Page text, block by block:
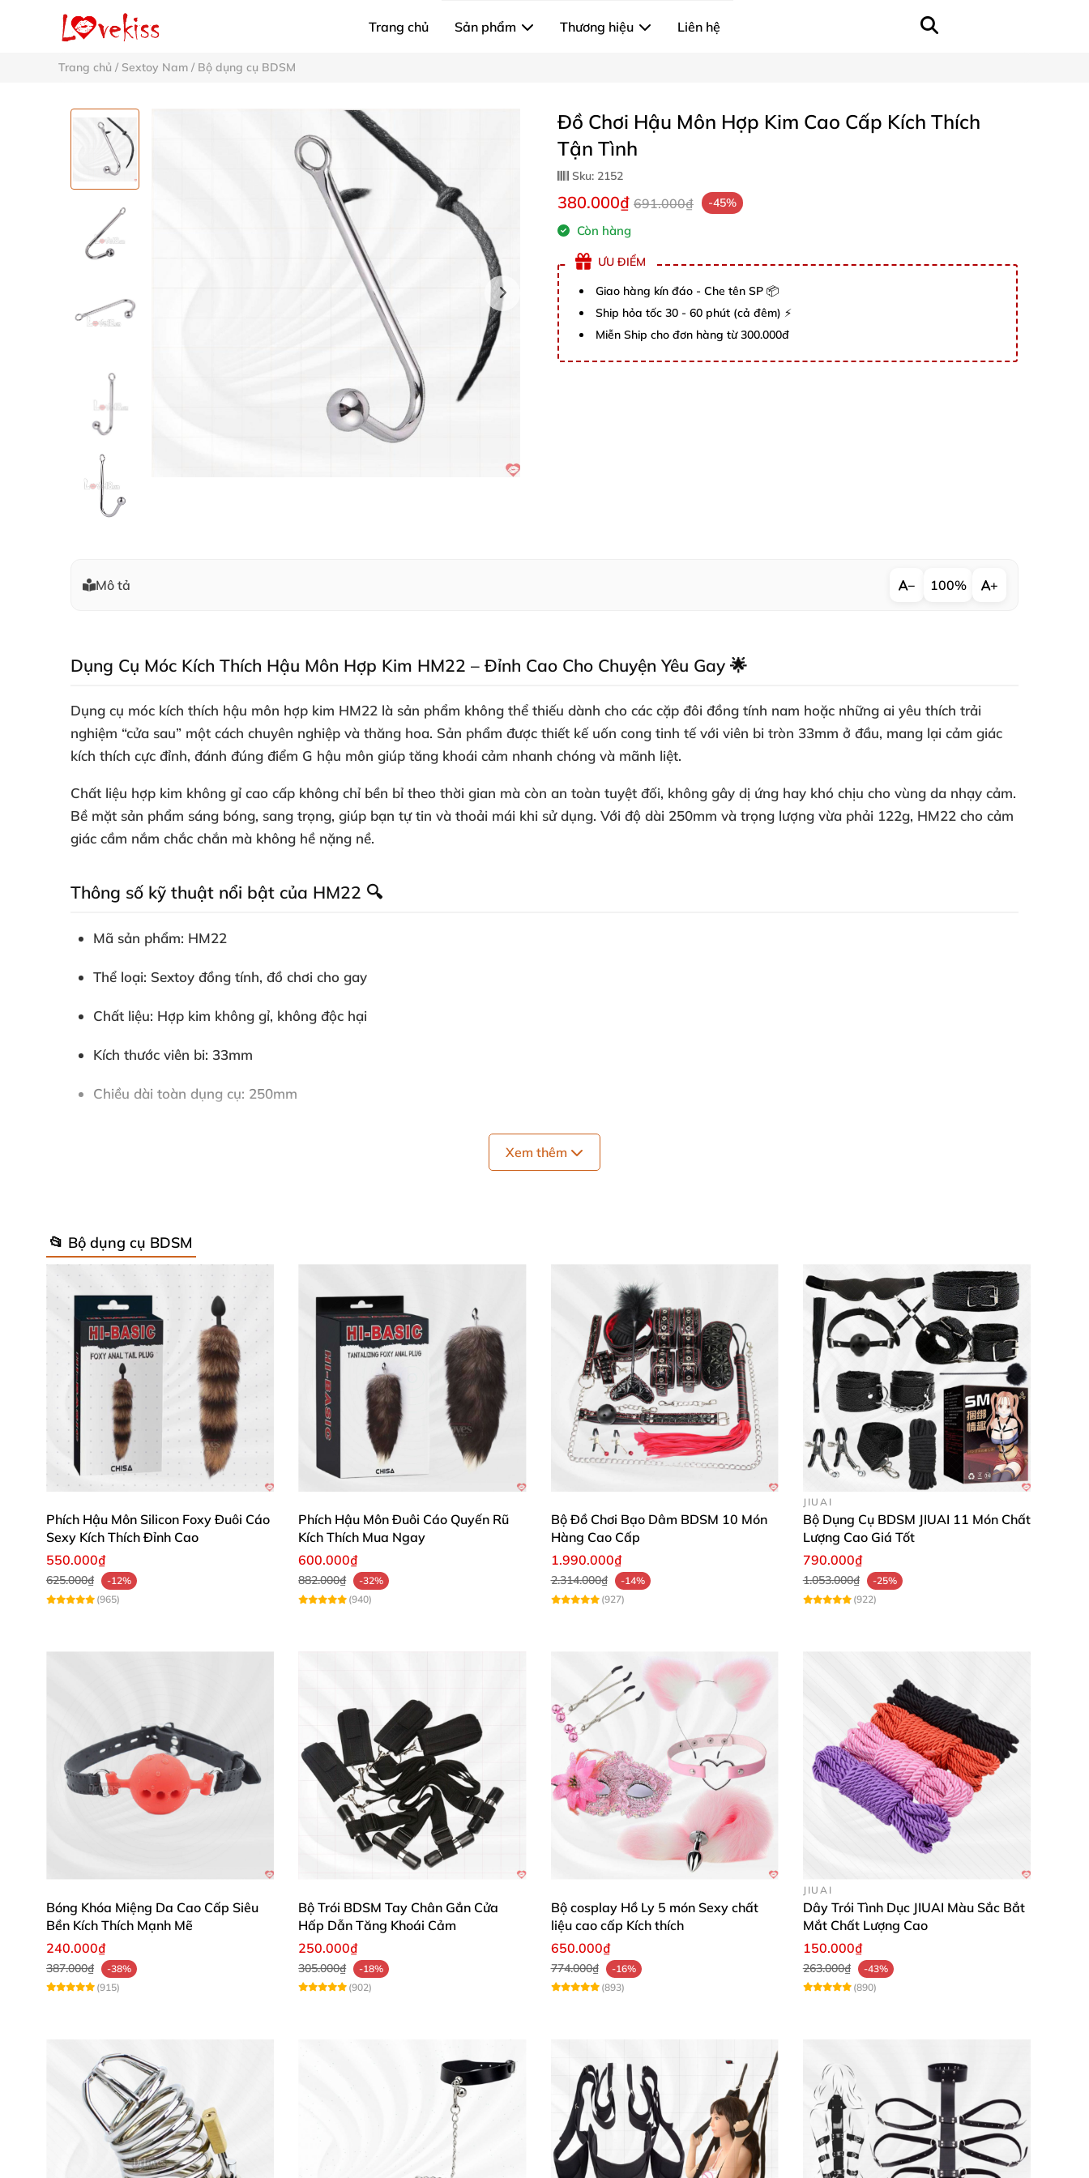
Trang chủ Sản phẩm Thương hiệu Liên hệ
Trang chủ / Sextoy Nam / Bộ dụng cụ BDSM
Đồ Chơi Hậu Môn Hợp Kim Cao Cấp Kích Thích
Tận Tình
Sku: 2152
380.000₫ 691.000₫ -45%
Còn hàng
ƯU ĐIỂM
Giao hàng kín đáo - Che tên SP 📦
Ship hỏa tốc 30 - 60 phút (cả đêm) ⚡
Miễn Ship cho đơn hàng từ 300.000đ
Mô tả − 100% +
Dụng Cụ Móc Kích Thích Hậu Môn Hợp Kim HM22 – Đỉnh Cao Cho Chuyện Yêu Gay 🌟
Dụng cụ móc kích thích hậu môn hợp kim HM22 là sản phẩm không thể thiếu dành cho các cặp đôi đồng tính nam hoặc những ai yêu thích trải
nghiệm “cửa sau” một cách chuyên nghiệp và thăng hoa. Sản phẩm được thiết kế uốn cong tinh tế với viên bi tròn 33mm ở đầu, mang lại cảm giác
kích thích cực đỉnh, đánh đúng điểm G hậu môn giúp tăng khoái cảm nhanh chóng và mãnh liệt.
Chất liệu hợp kim không gỉ cao cấp không chỉ bền bỉ theo thời gian mà còn an toàn tuyệt đối, không gây dị ứng hay khó chịu cho vùng da nhạy cảm.
Bề mặt sản phẩm sáng bóng, sang trọng, giúp bạn tự tin và thoải mái khi sử dụng. Với độ dài 250mm và trọng lượng vừa phải 122g, HM22 cho cảm
giác cầm nắm chắc chắn mà không hề nặng nề.
Thông số kỹ thuật nổi bật của HM22 🔍
Mã sản phẩm: HM22
Thể loại: Sextoy đồng tính, đồ chơi cho gay
Chất liệu: Hợp kim không gỉ, không độc hại
Kích thước viên bi: 33mm
Chiều dài toàn dụng cụ: 250mm
Chống thấm nước tuyệt đối, sử dụng thoải mái trong môi trường ẩm ướt như nhà tắm hay hồ bơi
Thiết kế tinh tế, công dụng vượt trội 🎯
HM22 gây ấn tượng với thiết kế lấy cảm hứng từ móc câu cá, uốn cong nhẹ nhàng để dễ dàng tiếp cận những vị trí nhạy cảm bên trong hậu môn.
Viên bi tròn phía đầu càng tăng thêm điểm nhấn giúp việc kích thích trở nên chuẩn xác và hiệu quả hơn. Đây là lựa chọn lý tưởng cho các anh em
muốn khám phá và thỏa mãn nhu cầu tình dục theo cách “bạo dâm” hoặc các cặp đôi mong muốn trải nghiệm mới mẻ, mạnh mẽ hơn trong chuyện
yêu.
Ngoài ra, sản phẩm còn lý tưởng cho chị em phụ nữ muốn đa dạng cảm giác, sử dụng kết hợp kích thích hậu môn và âm đạo, mang lại cảm giác
sảng khoái không thua kém các loại sextoy chuyên biệt khác.
Xem thêm
📂 Bộ dụng cụ BDSM
Phích Hậu Môn Silicon Foxy Đuôi Cáo
Sexy Kích Thích Đỉnh Cao
550.000₫
625.000₫
-12%
(965)
Phích Hậu Môn Đuôi Cáo Quyến Rũ
Kích Thích Mua Ngay
600.000₫
882.000₫
-32%
(940)
Bộ Đồ Chơi Bạo Dâm BDSM 10 Món
Hàng Cao Cấp
1.990.000₫
2.314.000₫
-14%
(927)
JIUAI
Bộ Dụng Cụ BDSM JIUAI 11 Món Chất
Lượng Cao Giá Tốt
790.000₫
1.053.000₫
-25%
(922)
Bóng Khóa Miệng Da Cao Cấp Siêu
Bền Kích Thích Mạnh Mẽ
240.000₫
387.000₫
-38%
(915)
Bộ Trói BDSM Tay Chân Gắn Cửa
Hấp Dẫn Tăng Khoái Cảm
250.000₫
305.000₫
-18%
(902)
Bộ cosplay Hồ Ly 5 món Sexy chất
liệu cao cấp Kích thích
650.000₫
774.000₫
-16%
(893)
JIUAI
Dây Trói Tình Dục JIUAI Màu Sắc Bắt
Mắt Chất Lượng Cao
150.000₫
263.000₫
-43%
(890)